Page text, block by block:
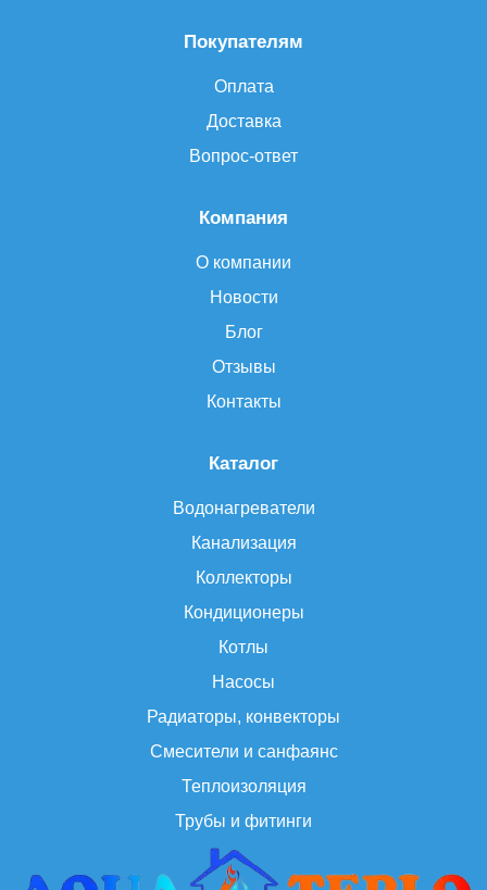
Каталог
Водонагреватели
Канализация
Коллекторы
Кондиционеры
Котлы
Насосы
Радиаторы, конвекторы
Смесители и санфаянс
Теплоизоляция
Трубы и фитинги
Компания
О компании
Новости
Блог
Отзывы
Контакты
Покупателям
Оплата
Доставка
Вопрос-ответ